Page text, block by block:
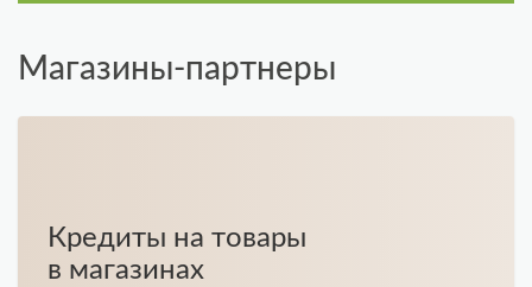
Магазины-партнеры
Кредиты на товары
в магазинах